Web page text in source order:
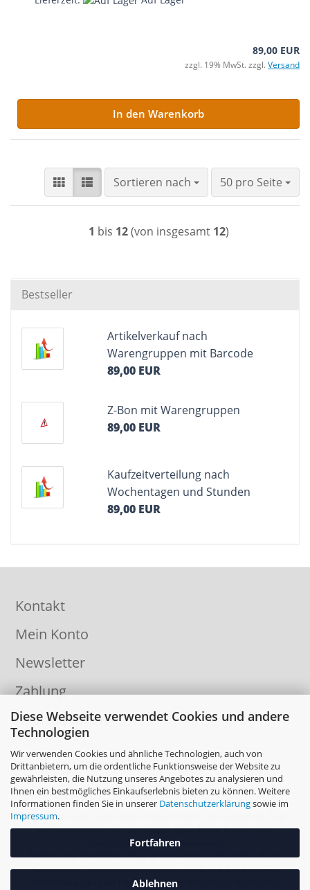
Diese Webseite verwendet Cookies und andere
Technologien
Wir verwenden Cookies und ähnliche Technologien, auch von
Drittanbietern, um die ordentliche Funktionsweise der Website zu
gewährleisten, die Nutzung unseres Angebotes zu analysieren und
Ihnen ein bestmögliches Einkaufserlebnis bieten zu können. Weitere
Informationen finden Sie in unserer Datenschutzerklärungsowie im
Impressum.
Fortfahren
Ablehnen
89,00 EUR
zzgl. 19% MwSt. zzgl. Versand
In den Warenkorb
Sortieren nach
Sortieren nach 50 pro Seite
pro Seite
1 bis 12(von insgesamt 12)
Bestseller
Artikelverkauf nach
Warengruppen mit Barcode
89,00 EUR
Z-Bon mit Warengruppen
89,00 EUR
Kaufzeitverteilung nach
Wochentagen und Stunden
89,00 EUR
Kontakt
Mein Konto
Newsletter
Zahlung
Informationen
Die Inhalte dieser Seiten sind urheberrechtlich, als wesentliche Teile
von Datenbanken oder als sonstige gewerbliche Schutzrechte
geschützt. Alle Rechte vorbehalten.
Nachdrucke, öffentliches Zugänglichmachen, insbesondere durch
Aufnahme in fremde Internetangebote und Online Dienste sowie
Vervielfältigungen auf Datenträger aller Art, z.B. CD- ROM, DVD-